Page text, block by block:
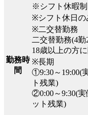
勤務時
間
※シフト休暇制
※シフト休日
※二交替勤務
二交替勤務(4
18歳以上の方に
※長期
①9:30～19:00(
ト残業)
②0:00～9:30(実
ット残業)